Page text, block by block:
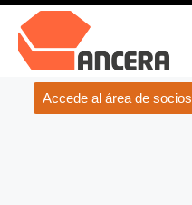
Accede al área de socios